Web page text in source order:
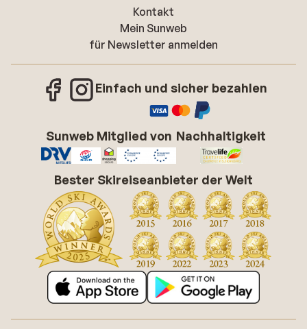
Kontakt
Mein Sunweb
für Newsletter anmelden
Einfach und sicher bezahlen
Sunweb Mitglied von Nachhaltigkeit
Bester Skireiseanbieter der Welt